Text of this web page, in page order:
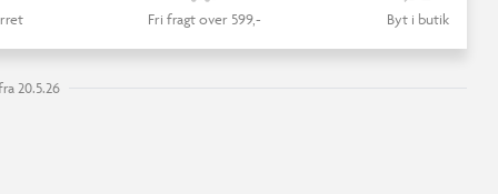
Fri fragt over 599,- Byt i butik
20.5.26